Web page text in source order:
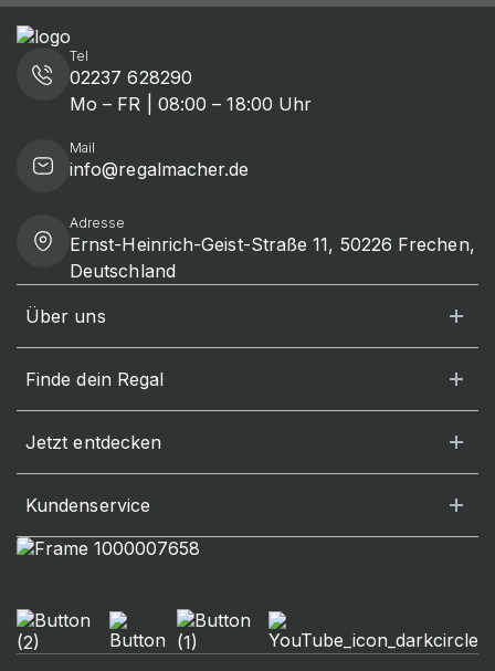
Tel
02237 628290
Mo – FR | 08:00 – 18:00 Uhr
Mail
info@regalmacher.de
Adresse
Ernst-Heinrich-Geist-Straße 11, 50226 Frechen,
Deutschland
Über uns
Finde dein Regal
Jetzt entdecken
Kundenservice